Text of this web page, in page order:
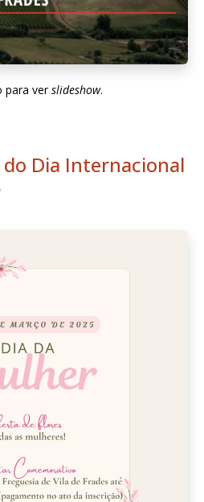
para verslideshow.
Dia Internacional